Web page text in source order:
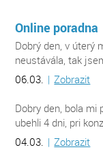
Online poradna
Dobrý den, v úterý
neustávála, tak
06.03. | Zobrazit
Dobry den, bola mi
ubehli 4 dni, pri
04.03. | Zobrazit